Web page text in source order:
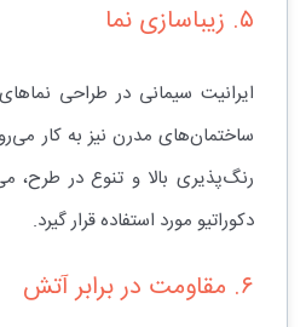
۵. زیباسازی نما
ایرانیت سیمانی در طراحی
ساختمان‌های مدرن نیز به کار
رنگ‌پذیری بالا و تنوع در طرح،
دکوراتیو مورد استفاده قرار گیرد.
۶. مقاومت در برابر آتش